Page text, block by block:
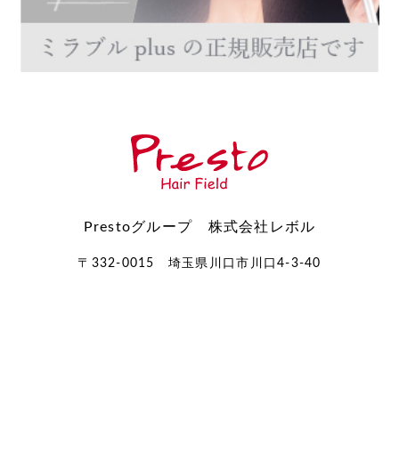
Prestoグループ 株式会社レボル
〒332-0015 埼玉県川口市川口4-3-40